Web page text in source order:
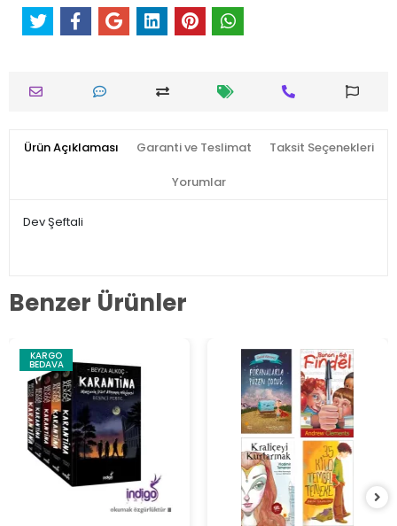
Ürün Açıklaması Garanti ve Teslimat Taksit Seçenekleri
Yorumlar
Dev Şeftali
Benzer Ürünler
KARGO
BEDAVA